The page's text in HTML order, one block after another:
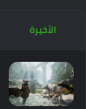
الأخيرة